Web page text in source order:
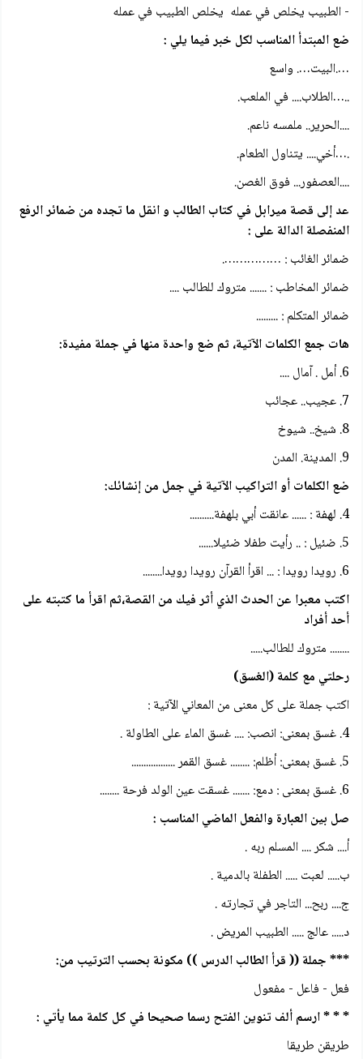
- الطبيب يخلص في عمله يخلص الطبيب في عمله
ضع المبتدأ المناسب لكل خبر فيما يلي :
….البيت…. واسع
..…الطلاب.... في الملعب.
....الحرير.. ملمسه ناعم.
.…أخي.... يتناول الطعام.
....العصفور... فوق الغصن.
عد إلى قصة ميرابل في كتاب الطالب و انقل ما تجده من ضمائر الرفع
المنفصلة الدالة على :
ضمائر الغائب : …………….
ضمائر المخاطب : ....... متروك للطالب ....
ضمائر المتكلم : .........
هات جمع الكلمات الآتية، ثم ضع واحدة منها في جملة مفيدة:
6. أمل . آمال ....
7. عجيب.. عجائب
8. شيخ.. شيوخ
9. المدينة. المدن
ضع الكلمات أو التراكيب الآتية في جمل من إنشائك:
4. لهفة : ...... عانقت أبي بلهفة..........
5. ضئيل : .. رأيت طفلا ضئيلا......
6. رويدا رويدا : ... اقرأ القرآن رويدا رويدا........
اكتب معبرا عن الحدث الذي أثر فيك من القصة،ثم اقرأ ما كتبته على
أحد أفراد
........ متروك للطالب.....
رحلتي مع كلمة (الغسق)
اكتب جملة على كل معنى من المعاني الآتية :
4. غسق بمعنى: انصب: .... غسق الماء على الطاولة .
5. غسق بمعنى: أظلم: ........ غسق القمر ..................
6. غسق بمعنی : دمع: ....... غسقت عين الولد فرحة ........
صل بين العبارة والفعل الماضي المناسب :
أ.... شكر .... المسلم ربه .
ب..... لعبت ..... الطفلة بالدمية .
ج.... ربح... التاجر في تجارته .
د..... عالج ..... الطبيب المريض .
*** جملة (( قرأ الطالب الدرس )) مكونة بحسب الترتيب من:
فعل - فاعل - مفعول
* * * ارسم ألف تنوين الفتح رسما صحيحا في كل كلمة مما يأتي :
طريقن طريقا